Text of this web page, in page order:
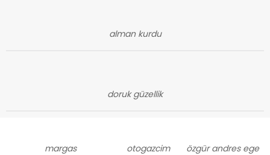
alman kurdu
doruk güzellik
margas otogazcim özgür andres ege